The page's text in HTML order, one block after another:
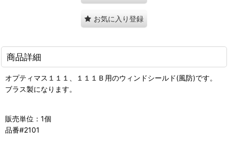
お気に入り登録
商品詳細
オプティマス１１１、１１１Ｂ用のウィンドシールド(風防)です。
ブラス製になります。
販売単位：1個
品番#2101